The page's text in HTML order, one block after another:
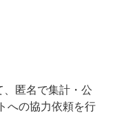
匿名で集計・公
への協力依頼を行